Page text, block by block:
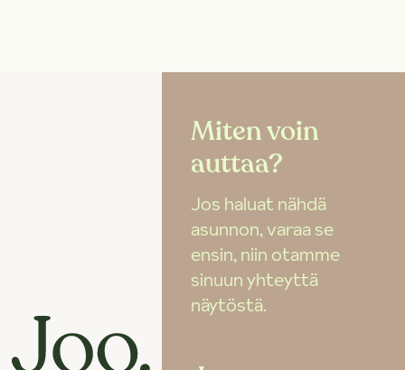
Miten voin
auttaa?
Jos haluat nähdä
asunnon, varaa se
ensin, niin otamme
sinuun yhteyttä
näytöstä.